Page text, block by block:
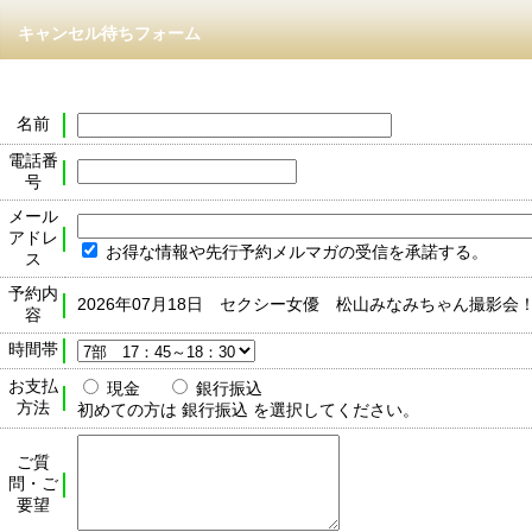
キャンセル待ちフォーム
名前
電話番
号
メール
アドレ
ス
お得な情報や先行予約メルマガの受信を承諾する。
予約内
容
2026年07月18日 セクシー女優 松山みなみちゃん撮影会
時間帯
お支払
方法
現金
銀行振込
初めての方は 銀行振込 を選択してください。
ご質
問・ご
要望